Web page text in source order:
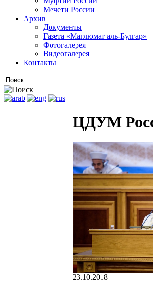
Мечети России
Архив
Документы
Газета «Маглюмат аль-Булгар»
Фотогалерея
Видеогалерея
Контакты
ЦДУМ
23.10.2018